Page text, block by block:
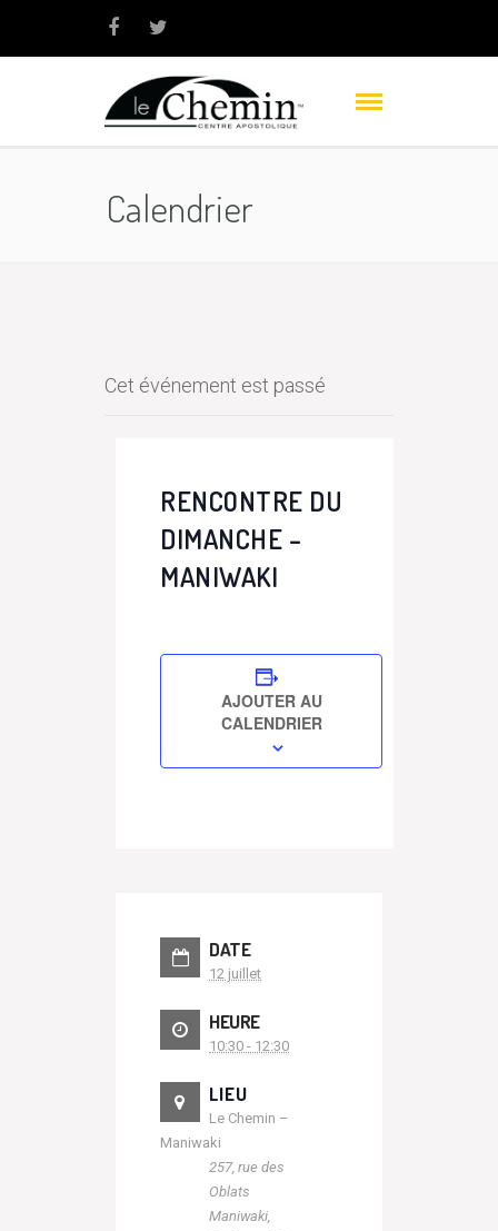
Calendrier
Cet événement est passé
RENCONTRE DU
DIMANCHE –
MANIWAKI
AJOUTER AU
CALENDRIER
DATE
12 juillet
HEURE
10:30 - 12:30
LIEU
Le Chemin –
Maniwaki
257, rue des
Oblats
Maniwaki,